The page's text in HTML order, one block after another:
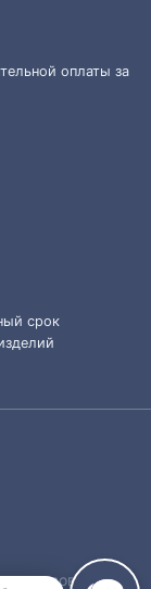
оплаты за
срок